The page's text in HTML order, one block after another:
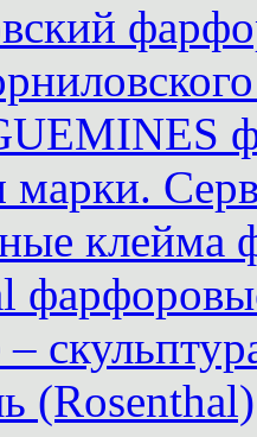
марки.
клейма
(Rosenthal)